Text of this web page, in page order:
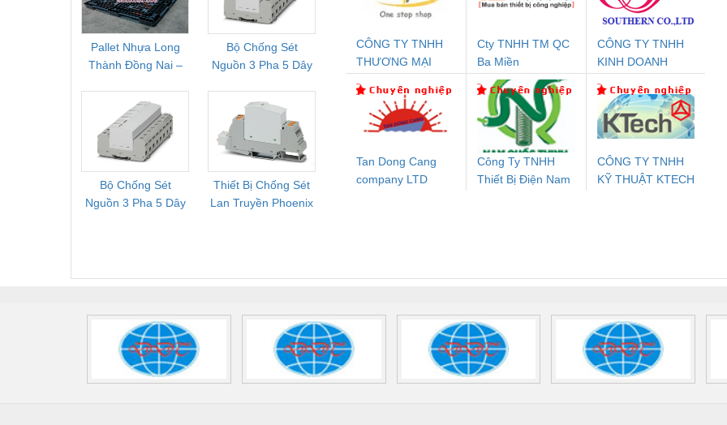
Pallet Nhựa Long
Thành Đồng Nai –
Mới, Pallet Cũ Giá
Tốt
Bộ Chống Sét
Nguồn 3 Pha 5 Dây
FLT-SEC-P-T1-3S-
264/50-FM -
2909589
Bộ Chống Sét
Nguồn 3 Pha 5 Dây
Thiết Bị Chống Sét
Lan Truyền Phoenix
Rơ Le Đệm An Toàn
Phoenix Contact
PSR-PC20-1NO-
1NC-24DC-SP -
2700578
Rơ Le An Toàn
Phoenix Contact
PSR-SCP-
24UC/ESL4/3X1/1X2/B
- 2981059
Bộ Lưu Điện AC
Mô-đun Ắc Quy UPS
Bộ Lặp Tín Hiệu
PROFIBUS Phoenix
Contact PSI-REP-
PROFIBUS/12MB -
2708863
Rơ Le An Toàn
Bộ
1K5
CÔNG TY TNHH
THƯƠNG MẠI
NAM
Cty TNHH TM QC
Ba Miền
CÔNG TY TNHH
KINH DOANH
PHƯƠNG NAM
Tan Dong Cang
company LTD
Công Ty TNHH
Thiết Bị Điện Nam
CÔNG TY TNHH
KỸ THUẬT KTECH